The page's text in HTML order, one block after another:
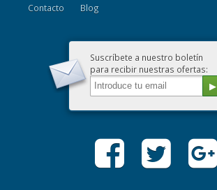
Contacto
Blog
Suscríbete a nuestro boletín
para recibir nuestras ofertas: